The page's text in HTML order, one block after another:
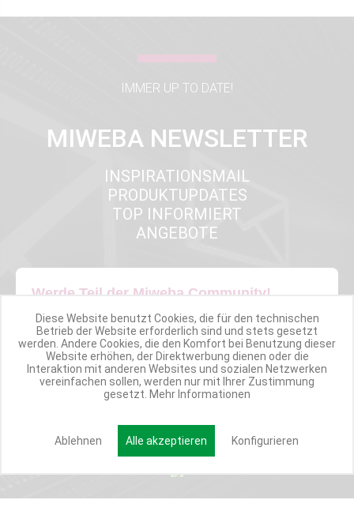
IMMER UP TO DATE!
MIWEBA NEWSLETTER
INSPIRATIONSMAIL
PRODUKTUPDATES
TOP INFORMIERT
ANGEBOTE
Werde Teil der Miweba Community!
Verpasse nie wieder exklusive Newsletter-Rabatte und Aktionen
E-MAIL*
Anmelden
Diese Website benutzt Cookies, die für den technischen
Betrieb der Website erforderlich sind und stets gesetzt
werden. Andere Cookies, die den Komfort bei Benutzung dieser
Website erhöhen, der Direktwerbung dienen oder die
Interaktion mit anderen Websites und sozialen Netzwerken
vereinfachen sollen, werden nur mit Ihrer Zustimmung
gesetzt. Mehr Informationen
Ablehnen Alle akzeptieren Konfigurieren